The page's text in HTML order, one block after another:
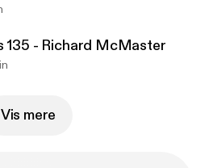
135 - Richard McMaster
Vis mere